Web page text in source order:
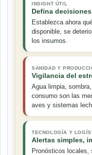
INSIGHT ÚTIL
Defina
Establezca ahora
disponible, se
los insumos.
SANIDAD Y
Vigilancia del
Agua limpia,
consumo son las
aves y sistemas
TECNOLOGÍA Y
Alertas simples,
Pronósticos locales,